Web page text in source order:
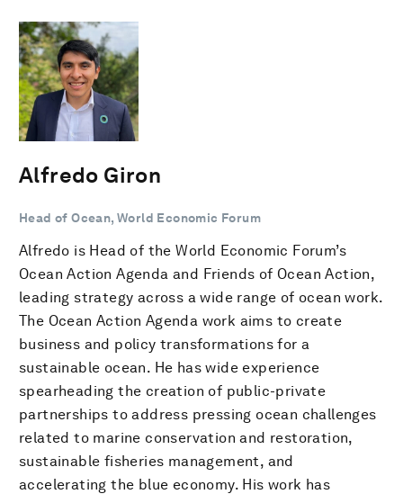
Alfredo Giron
Head of Ocean, World Economic Forum
Alfredo is Head of the World Economic Forum’s
Ocean Action Agenda and Friends of Ocean Action,
leading strategy across a wide range of ocean work.
The Ocean Action Agenda work aims to create
business and policy transformations for a
sustainable ocean. He has wide experience
spearheading the creation of public-private
partnerships to address pressing ocean challenges
related to marine conservation and restoration,
sustainable fisheries management, and
accelerating the blue economy. His work has